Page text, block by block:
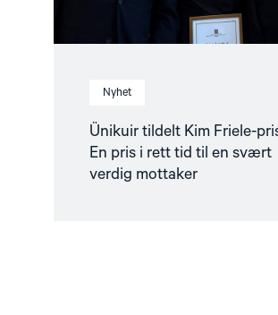
Nyhet
Ünikuir tildelt Kim Friele-
En pris i rett tid til en svært
verdig mottaker
til
en
svært